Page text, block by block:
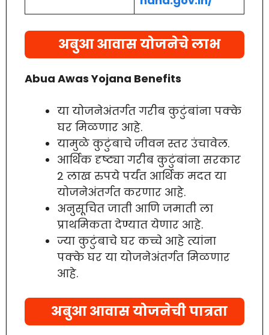
अबुआ आवास योजनेचे लाभ
Abua Awas Yojana Benefits
या योजनेअंतर्गत गरीब कुटुंबांना पक्के
घर मिळणार आहे.
यामुळे कुटुंबाचे जीवन स्तर उंचावेल.
आर्थिक दृष्ट्या गरीब कुटुंबांना सरकार
2 लाख रुपये पर्यंत आर्थिक मदत या
योजनेअंतर्गत करणार आहे.
अनुसूचित जाती आणि जमाती ला
प्राथमिकता देण्यात येणार आहे.
ज्या कुटुंबाचे घर कच्चे आहे त्यांना
पक्के घर या योजनेअंतर्गत मिळणार
आहे.
अबुआ आवास योजनेची पात्रता